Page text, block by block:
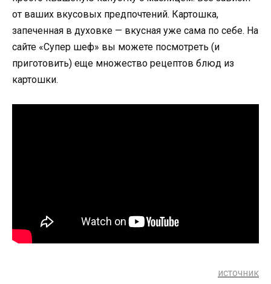
от ваших вкусовых предпочтений. Картошка,
запеченная в духовке — вкусная уже сама по себе. На
сайте «Супер шеф» вы можете посмотреть (и
приготовить) еще множество рецептов блюд из
картошки.
источник